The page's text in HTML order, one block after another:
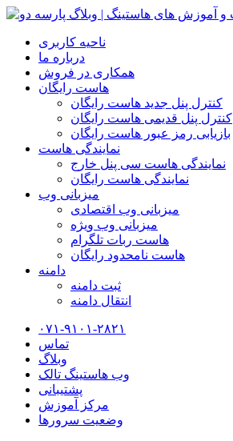
ناحیه کاربری
درباره ما
همکاری در فروش
هاست رایگان
کنترل پنل جدید هاست رایگان
کنترل پنل قدیمی هاست رایگان
بازیابی رمز عبور هاست رایگان
نمایندگی هاست
نمایندگی هاست سی پنل خارج
نمایندگی هاست رایگان
میزبانی وب
میزبانی وب اقتصادی
میزبانی وب ویژه
هاست ربات تلگرام
هاست نامحدود رایگان
دامنه
ثبت دامنه
انتقال دامنه
۰۷۱-۹۱۰۱-۲۸۲۱
تماس
وبلاگ
وب هاستینگ تالک
پشتیبانی
مرکز آموزش
وضعیت سرورها